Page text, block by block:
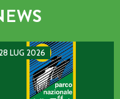
DELL’ENTE
28 LUG 2026 DI